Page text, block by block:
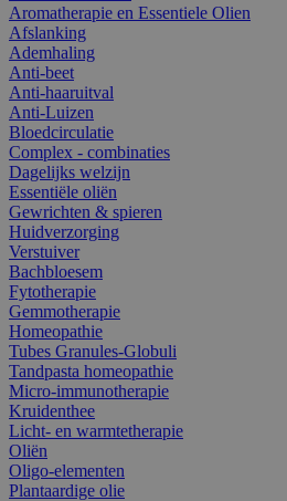
Aromatherapie en Essentiele Olien
Afslanking
Ademhaling
Anti-beet
Anti-haaruitval
Anti-Luizen
Bloedcirculatie
Complex - combinaties
Dagelijks welzijn
Essentiële oliën
Gewrichten & spieren
Huidverzorging
Verstuiver
Bachbloesem
Fytotherapie
Gemmotherapie
Homeopathie
Tubes Granules-Globuli
Tandpasta homeopathie
Micro-immunotherapie
Kruidenthee
Licht- en warmtetherapie
Oliën
Oligo-elementen
Plantaardige olie